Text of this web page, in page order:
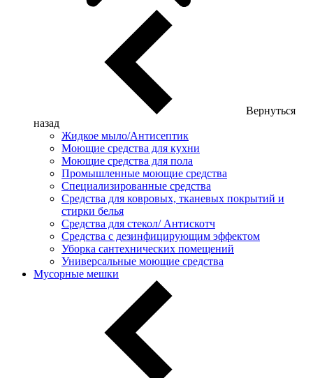
Вернуться
назад
Жидкое мыло/Антисептик
Моющие средства для кухни
Моющие средства для пола
Промышленные моющие средства
Специализированные средства
Средства для ковровых, тканевых покрытий и
стирки белья
Средства для стекол/ Антискотч
Средства с дезинфицирующим эффектом
Уборка сантехнических помещений
Универсальные моющие средства
Мусорные мешки